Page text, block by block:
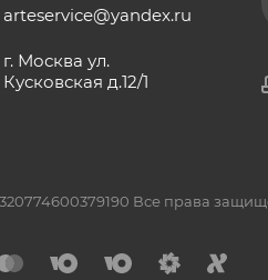
arteservice@yandex.ru
г. Москва ул.
Кусковская д.12/1
Все права